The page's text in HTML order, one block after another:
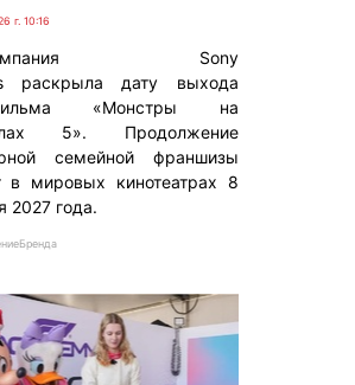
г. 10:16
Sony
раскрыла дату выхода
«Монстры на
5». Продолжение
семейной франшизы
в мировых кинотеатрах 8
2027 года.